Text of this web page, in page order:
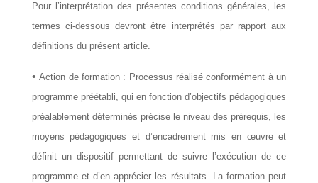
Pour l’interprétation des présentes conditions générales, les
termes ci-dessous devront être interprétés par rapport aux
définitions du présent article.
•Action de formation : Processus réalisé conformément à un
programme préétabli, qui en fonction d’objectifs pédagogiques
préalablement déterminés précise le niveau des prérequis, les
moyens pédagogiques et d’encadrement mis en œuvre et
définit un dispositif permettant de suivre l’exécution de ce
programme et d’en apprécier les résultats. La formation peut